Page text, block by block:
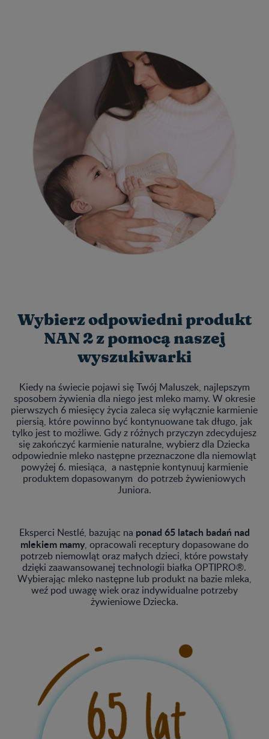
Wybierz odpowiedni produkt
NAN 2 z pomocą naszej
wyszukiwarki
Kiedy na świecie pojawi się Twój Maluszek, najlepszym
sposobem żywienia dla niego jest mleko mamy. W okresie
pierwszych 6 miesięcy życia zaleca się wyłącznie karmienie
piersią, które powinno być kontynuowane tak długo, jak
tylko jest to możliwe. Gdy z różnych przyczyn zdecydujesz
się zakończyć karmienie naturalne, wybierz dla Dziecka
odpowiednie mleko następne przeznaczone dla niemowląt
powyżej 6. miesiąca, a następnie kontynuuj karmienie
produktem dopasowanym do potrzeb żywieniowych
Juniora.
Eksperci Nestlé, bazując na ponad 65 latach badań nad
mlekiem mamy, opracowali receptury dopasowane do
potrzeb niemowląt oraz małych dzieci, które powstały
dzięki zaawansowanej technologii białka OPTIPRO®.
Wybierając mleko następne lub produkt na bazie mleka,
weź pod uwagę wiek oraz indywidualne potrzeby
żywieniowe Dziecka.